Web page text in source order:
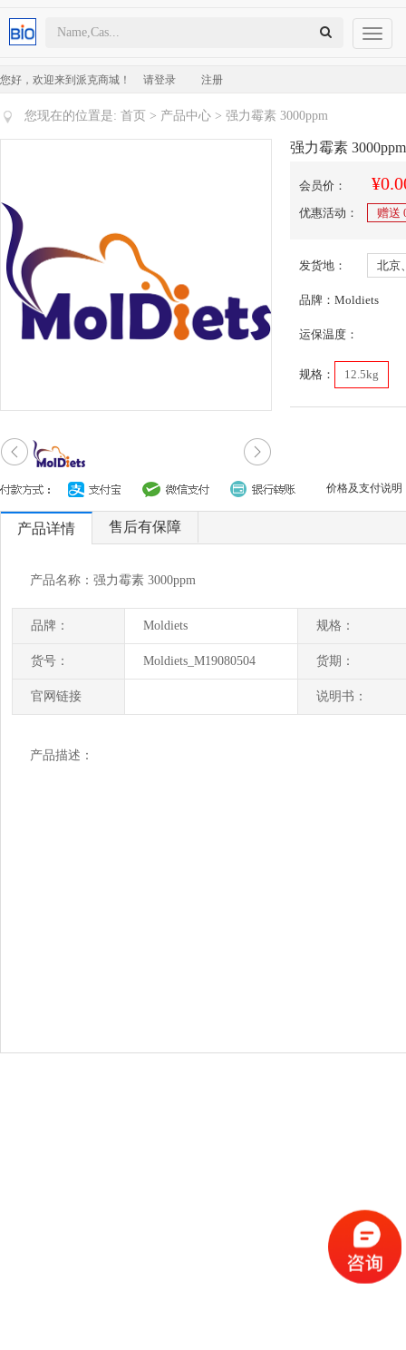
您好，欢迎来到派克商城！ 请登录 注册
Toggle
您现在的位置是: 首页 > 产品中心 > 强力霉素 3000ppm
强力霉素 3000ppm
会员价：
优惠活动： 赠送
发货地： 北京
品牌：Moldiets
运保温度：
规格： 12.5kg
价格及支付说明
产品详情 售后有保障
产品名称：强力霉素 3000ppm
品牌： Moldiets 规格：
货号： Moldiets_M19080504 货期：
官网链接 说明书：
产品描述：